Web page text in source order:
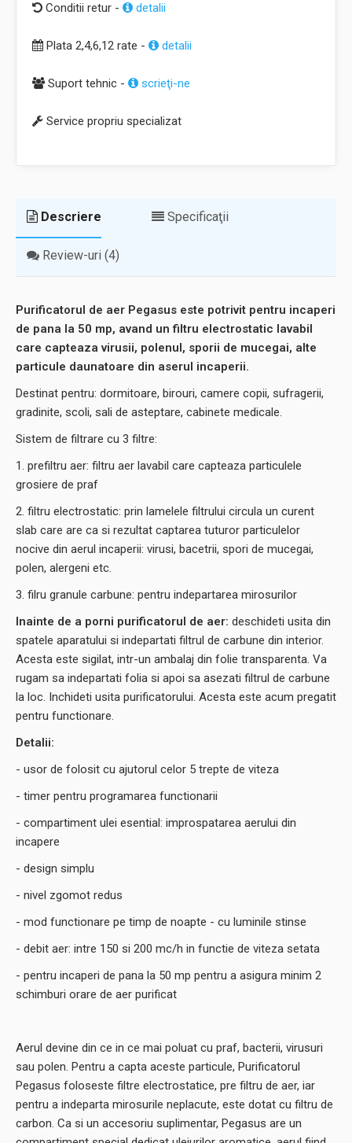
Conditii retur - detalii
Plata 2,4,6,12 rate - detalii
Suport tehnic - scrieţi-ne
Service propriu specializat
Descriere Specificaţii
Review-uri (4)
Purificatorul de aer Pegasus este potrivit pentru incaperi
de pana la 50 mp, avand un filtru electrostatic lavabil
care capteaza virusii, polenul, sporii de mucegai, alte
particule daunatoare din aserul incaperii.
Destinat pentru: dormitoare, birouri, camere copii, sufragerii,
gradinite, scoli, sali de asteptare, cabinete medicale.
Sistem de filtrare cu 3 filtre:
1. prefiltru aer: filtru aer lavabil care capteaza particulele
grosiere de praf
2. filtru electrostatic: prin lamelele filtrului circula un curent
slab care are ca si rezultat captarea tuturor particulelor
nocive din aerul incaperii: virusi, bacetrii, spori de mucegai,
polen, alergeni etc.
3. filru granule carbune: pentru indepartarea mirosurilor
Inainte de a porni purificatorul de aer: deschideti usita din
spatele aparatului si indepartati filtrul de carbune din interior.
Acesta este sigilat, intr-un ambalaj din folie transparenta. Va
rugam sa indepartati folia si apoi sa asezati filtrul de carbune
la loc. Inchideti usita purificatorului. Acesta este acum pregatit
pentru functionare.
Detalii:
- usor de folosit cu ajutorul celor 5 trepte de viteza
- timer pentru programarea functionarii
- compartiment ulei esential: improspatarea aerului din
incapere
- design simplu
- nivel zgomot redus
- mod functionare pe timp de noapte - cu luminile stinse
- debit aer: intre 150 si 200 mc/h in functie de viteza setata
- pentru incaperi de pana la 50 mp pentru a asigura minim 2
schimburi orare de aer purificat
Aerul devine din ce in ce mai poluat cu praf, bacterii, virusuri
sau polen. Pentru a capta aceste particule, Purificatorul
Pegasus foloseste filtre electrostatice, pre filtru de aer, iar
pentru a indeparta mirosurile neplacute, este dotat cu filtru de
carbon. Ca si un accesoriu suplimentar, Pegasus are un